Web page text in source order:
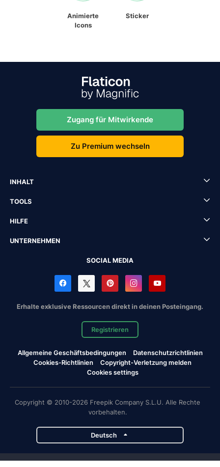
Animierte
Icons
Sticker
Zugang für Mitwirkende
Zu Premium wechseln
INHALT
TOOLS
HILFE
UNTERNEHMEN
SOCIAL MEDIA
Erhalte exklusive Ressourcen direkt in deinen Posteingang.
Registrieren
Allgemeine Geschäftsbedingungen
Datenschutzrichtlinien
Cookies-Richtlinien
Copyright-Verletzung melden
Cookies settings
Copyright © 2010-2026 Freepik Company S.L.U. Alle Rechte
vorbehalten.
Deutsch